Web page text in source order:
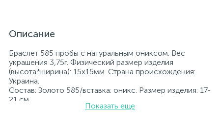
Описание
Браслет 585 пробы с натуральным ониксом. Вес
украшения 3,75г. Физический размер изделия
(высота*ширина): 15х15мм. Страна происхождения:
Украина.
Состав: Золото 585/вставка: оникс. Размер изделия: 17-
21 см
Показать еще